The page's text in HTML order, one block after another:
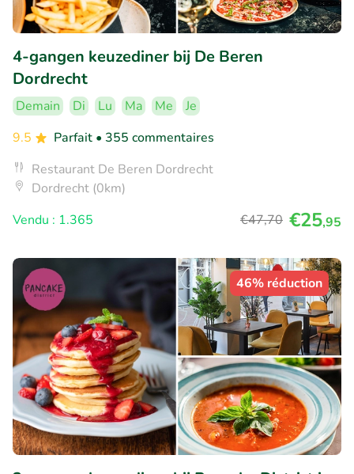
4-gangen keuzediner bij De Beren
Dordrecht
Demain Di Lu Ma Me
Je
9.5
Parfait • 355 commentaires
Restaurant De Beren Dordrecht
Dordrecht (0km)
Vendu : 1.365
€47,70 €25,95
46% réduction